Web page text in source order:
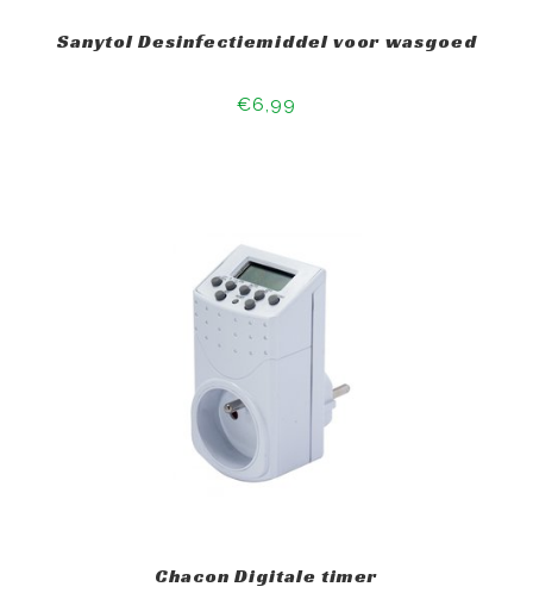
Sanytol Desinfectiemiddel voor wasgoed
€6,99
Chacon Digitale timer